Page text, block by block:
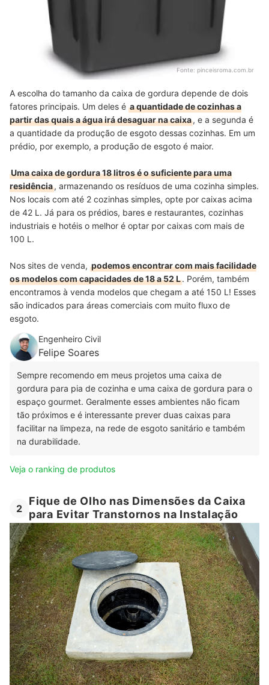
Fonte: pinceisroma.com.br
A escolha do tamanho da caixa de gordura depende de dois
fatores principais. Um deles é a quantidade de cozinhas a
partir das quais a água irá desaguar na caixa, e a segunda é
a quantidade da produção de esgoto dessas cozinhas. Em um
prédio, por exemplo, a produção de esgoto é maior.
Uma caixa de gordura 18 litros é o suficiente para uma
residência, armazenando os resíduos de uma cozinha simples.
Nos locais com até 2 cozinhas simples, opte por caixas acima
de 42 L. Já para os prédios, bares e restaurantes, cozinhas
industriais e hotéis o melhor é optar por caixas com mais de
100 L.
Nos sites de venda, podemos encontrar com mais facilidade
os modelos com capacidades de 18 a 52 L. Porém, também
encontramos à venda modelos que chegam a até 150 L! Esses
são indicados para áreas comerciais com muito fluxo de
esgoto.
Engenheiro Civil
Felipe Soares
Sempre recomendo em meus projetos uma caixa de
gordura para pia de cozinha e uma caixa de gordura para o
espaço gourmet. Geralmente esses ambientes não ficam
tão próximos e é interessante prever duas caixas para
facilitar na limpeza, na rede de esgoto sanitário e também
na durabilidade.
Veja o ranking de produtos
2
Fique de Olho nas Dimensões da Caixa
para Evitar Transtornos na Instalação